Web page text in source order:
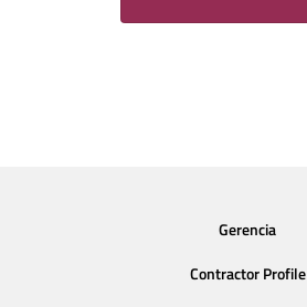
Gerencia
Contractor Profile